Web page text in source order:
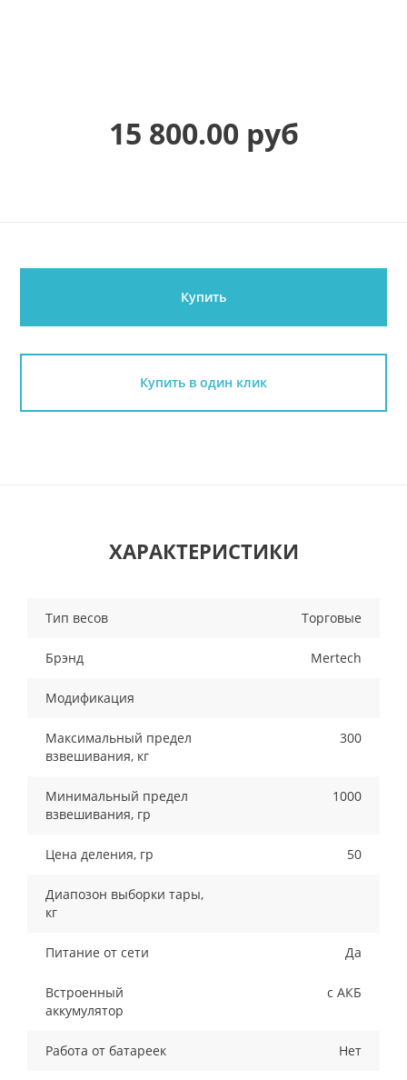
15 800.00 руб
Купить
Купить в один клик
ХАРАКТЕРИСТИКИ
Тип весов Торговые
Брэнд Mertech
Модификация
Максимальный предел
взвешивания, кг
300
Минимальный предел
взвешивания, гр
1000
Цена деления, гр 50
Диапозон выборки тары,
кг
Питание от сети Да
Встроенный
аккумулятор
с АКБ
Работа от батареек Нет